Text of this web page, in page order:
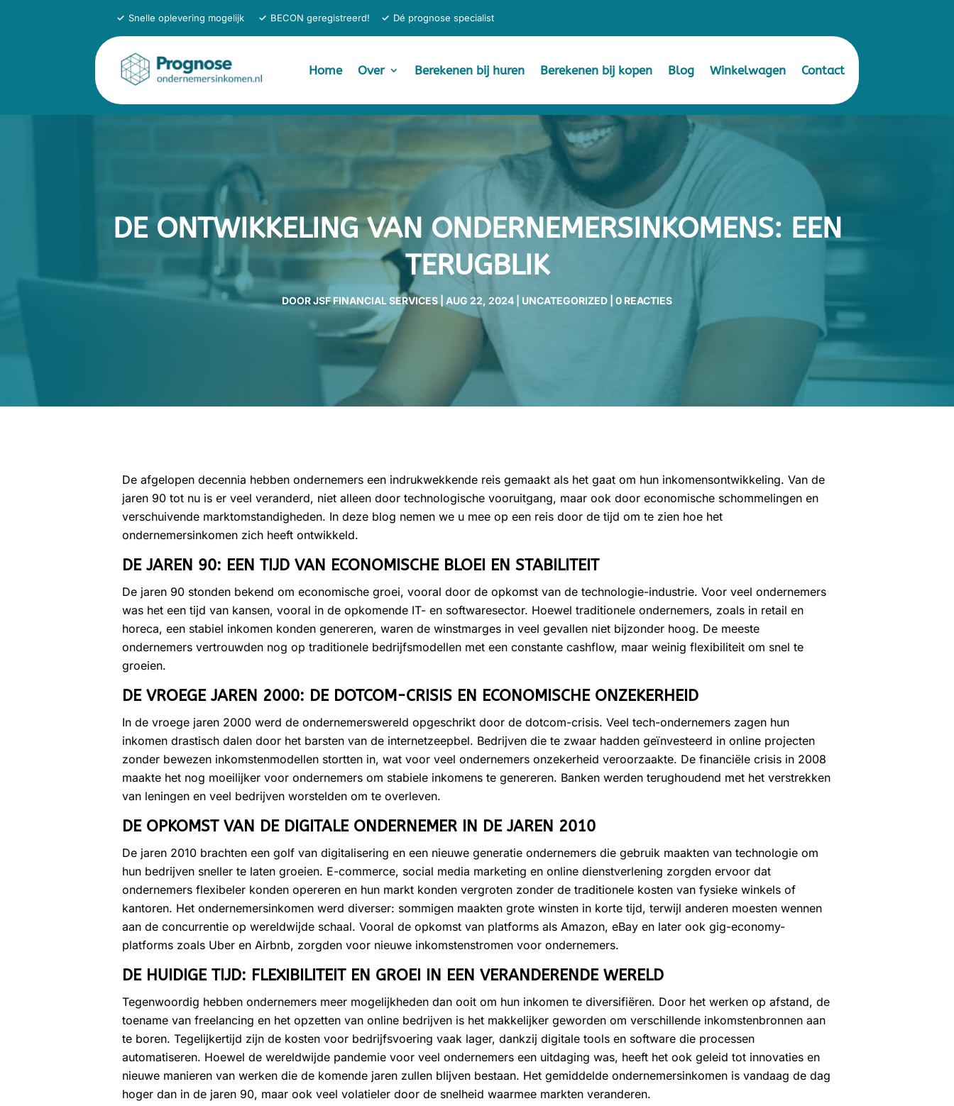
✓Snelle oplevering mogelijk ✓ BECON geregistreerd! ✓ Dé prognose specialist
Home Over Berekenen bij huren Berekenen bij kopen Blog Winkelwagen Contact
DE ONTWIKKELING VAN ONDERNEMERSINKOMENS: EEN
TERUGBLIK
DOORJSF FINANCIAL SERVICES AUG 22, 2024 UNCATEGORIZED 0 REACTIES
De afgelopen decennia hebben ondernemers een indrukwekkende reis gemaakt als het gaat om hun inkomensontwikkeling. Van de
jaren 90 tot nu is er veel veranderd, niet alleen door technologische vooruitgang, maar ook door economische schommelingen en
verschuivende marktomstandigheden. In deze blog nemen we u mee op een reis door de tijd om te zien hoe het
ondernemersinkomen zich heeft ontwikkeld.
DE JAREN 90: EEN TIJD VAN ECONOMISCHE BLOEI EN STABILITEIT
De jaren 90 stonden bekend om economische groei, vooral door de opkomst van de technologie-industrie. Voor veel ondernemers
was het een tijd van kansen, vooral in de opkomende IT- en softwaresector. Hoewel traditionele ondernemers, zoals in retail en
horeca, een stabiel inkomen konden genereren, waren de winstmarges in veel gevallen niet bijzonder hoog. De meeste
ondernemers vertrouwden nog op traditionele bedrijfsmodellen met een constante cashflow, maar weinig flexibiliteit om snel te
groeien.
DE VROEGE JAREN 2000: DE DOTCOM-CRISIS EN ECONOMISCHE ONZEKERHEID
In de vroege jaren 2000 werd de ondernemerswereld opgeschrikt door de dotcom-crisis. Veel tech-ondernemers zagen hun
inkomen drastisch dalen door het barsten van de internetzeepbel. Bedrijven die te zwaar hadden geïnvesteerd in online projecten
zonder bewezen inkomstenmodellen stortten in, wat voor veel ondernemers onzekerheid veroorzaakte. De financiële crisis in 2008
maakte het nog moeilijker voor ondernemers om stabiele inkomens te genereren. Banken werden terughoudend met het verstrekken
van leningen en veel bedrijven worstelden om te overleven.
DE OPKOMST VAN DE DIGITALE ONDERNEMER IN DE JAREN 2010
De jaren 2010 brachten een golf van digitalisering en een nieuwe generatie ondernemers die gebruik maakten van technologie om
hun bedrijven sneller te laten groeien. E-commerce, social media marketing en online dienstverlening zorgden ervoor dat
ondernemers flexibeler konden opereren en hun markt konden vergroten zonder de traditionele kosten van fysieke winkels of
kantoren. Het ondernemersinkomen werd diverser: sommigen maakten grote winsten in korte tijd, terwijl anderen moesten wennen
aan de concurrentie op wereldwijde schaal. Vooral de opkomst van platforms als Amazon, eBay en later ook gig-economy-
platforms zoals Uber en Airbnb, zorgden voor nieuwe inkomstenstromen voor ondernemers.
DE HUIDIGE TIJD: FLEXIBILITEIT EN GROEI IN EEN VERANDERENDE WERELD
Tegenwoordig hebben ondernemers meer mogelijkheden dan ooit om hun inkomen te diversifiëren. Door het werken op afstand, de
toename van freelancing en het opzetten van online bedrijven is het makkelijker geworden om verschillende inkomstenbronnen aan
te boren. Tegelijkertijd zijn de kosten voor bedrijfsvoering vaak lager, dankzij digitale tools en software die processen
automatiseren. Hoewel de wereldwijde pandemie voor veel ondernemers een uitdaging was, heeft het ook geleid tot innovaties en
nieuwe manieren van werken die de komende jaren zullen blijven bestaan. Het gemiddelde ondernemersinkomen is vandaag de dag
hoger dan in de jaren 90, maar ook veel volatieler door de snelheid waarmee markten veranderen.